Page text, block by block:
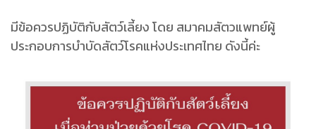
มีข้อควรปฏิบัติกับสัตว์เลี้ยง โดย สมาคมสัตวแพทย์ผู้
ประกอบการบำบัดสัตว์โรคแห่งประเทศไทย ดังนี้ค่ะ